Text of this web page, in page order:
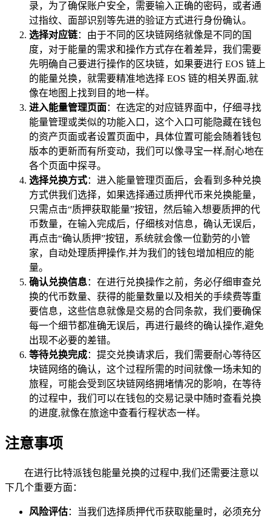
录，为了确保账户安全，需要输入正确的密码，或者通
过指纹、面部识别等先进的验证方式进行身份确认。
选择对应链：由于不同的区块链网络就像是不同的国
度，对于能量的需求和操作方式存在着差异，我们需要
先明确自己要进行操作的区块链，如果要进行 EOS 链上
的能量兑换，就需要精准地选择 EOS 链的相关界面,就
像在地图上找到目的地一样。
进入能量管理页面：在选定的对应链界面中，仔细寻找
能量管理或类似的功能入口，这个入口可能隐藏在钱包
的资产页面或者设置页面中，具体位置可能会随着钱包
版本的更新而有所变动，我们可以像寻宝一样,耐心地在
各个页面中探寻。
选择兑换方式：进入能量管理页面后，会看到多种兑换
方式供我们选择，如果选择通过质押代币来兑换能量，
只需点击“质押获取能量”按钮，然后输入想要质押的代
币数量，在输入完成后，仔细核对信息，确认无误后，
再点击“确认质押”按钮，系统就会像一位勤劳的小管
家，自动处理质押操作,并为我们的钱包增加相应的能
量。
确认兑换信息：在进行兑换操作之前，务必仔细审查兑
换的代币数量、获得的能量数量以及相关的手续费等重
要信息，这些信息就像是交易的合同条款，我们要确保
每一个细节都准确无误后，再进行最终的确认操作,避免
出现不必要的差错。
等待兑换完成：提交兑换请求后，我们需要耐心等待区
块链网络的确认，这个过程所需的时间就像一场未知的
旅程，可能会受到区块链网络拥堵情况的影响，在等待
的过程中，我们可以在钱包的交易记录中随时查看兑换
的进度,就像在旅途中查看行程状态一样。
注意事项
在进行比特派钱包能量兑换的过程中,我们还需要注意以
下几个重要方面：
风险评估：当我们选择质押代币获取能量时，必须充分